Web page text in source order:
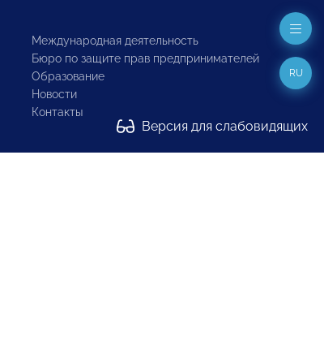
Международная деятельность
Бюро по защите прав предпринимателей
Образование
Новости
Контакты
Версия для слабовидящих
RU